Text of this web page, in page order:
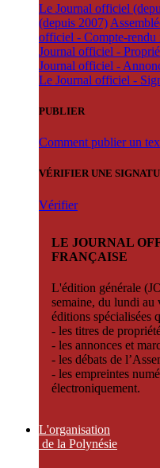
Le Journal officiel
(depuis 2007)
officiel - Compte-rendu
Journal officiel -
Journal officiel -
Le Journal officiel -
PUBLIER
Comment publier un
VÉRIFIER UNE
Vérifier
LE JOURNAL
FRANÇAISE
L'édition générale
semaine, du lundi au
éditions spécialisées
- les titres de
- les annonces et
- les débats de
- les empreintes
électroniquement.
L'organisation
de la Polynésie